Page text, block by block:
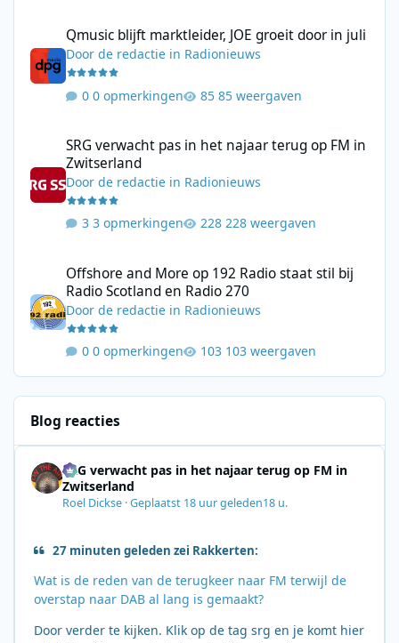
Qmusic blijft marktleider, JOE groeit door in juli
Doorde redactie in Radionieuws
0 opmerkingen 85 weergaven
SRG verwacht pas in het najaar terug op FM in
Zwitserland
Doorde redactie in Radionieuws
3 opmerkingen 228 weergaven
Offshore and More op 192 Radio staat stil bij
Radio Scotland en Radio 270
Doorde redactie in Radionieuws
0 opmerkingen 103 weergaven
Blog reacties
SRG verwacht pas in het najaar terug op FM in
Zwitserland
Roel Dickse ·Geplaatst 18 uur geleden18 u.
27 minuten geleden zei Rakkerten:
Wat is de reden van de terugkeer naar FM terwijl de
overstap naar DAB al lang is gemaakt?
Door verder te kijken. Klik op de tag srg en je komt hier